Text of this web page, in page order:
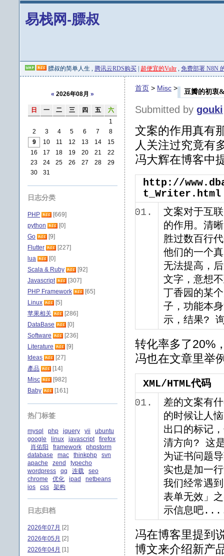
易栈网-膘叔
膘叔的简单人生 , 腾讯云RDS购买 超便宜的Vultr , 免费部署 N8N
豆瓣的初衷
首页 > Misc >
Submitted by gouki
文案的作用真有
人关注过究竟有
冯大辉在博客中
http://
t_Writer.html
文案对于互
的作用。清
胜过数百行
他们的一个
无法提高，
文字，意想
丁香园的某
子，功能本
示，结果?
转化率多了20%
冯也在文章里举
XML/HTML代码
差的文案有
的时候让人
出口的标记
清方向? 这
为证书问题
实也是加一
我们经常遇
表单无效」
示信息
冯在博客里提到
博文来介绍新产
« 2026年08月 »
日 一 二 三 四 五
六
1
2
3 4 5 6 7
8
9
10 11 12 13 14
15
16
17 18 19 20 21
22
23
24 25 26 27 28
29
30
31
日志分类
PHP
[669]
python
[0]
Go
[9]
Flutter
[227]
lua
[0]
Scala & Ruby
[92]
Javascript
[307]
PHP Framework
[65]
Linux
[5]
苹果相关
[286]
DataBase
[0]
Software
[236]
Literature
[9]
Ideas
[27]
產品
[14]
Misc
[982]
Baby
[161]
热门标签
mysql php jquery yii
ubuntu
google
linux javascript
firefox
肖佑阳
framework
phpstorm
database
mac thinkphp
svn
apache
zend
typecho
wordpress
qq 连载
seo
chrome
优化 ipad
netbeans
ios
css 架构
日志归档
2026年07月 [2]
2026年05月 [2]
2026年04月 [1]